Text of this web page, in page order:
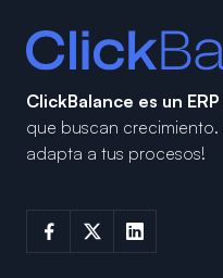
ClickBalance es un ERP
que buscan crecimiento.
adapta a tus procesos!